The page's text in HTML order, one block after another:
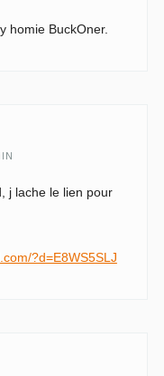
homie BuckOner.
j lache le lien pour
?d=E8WS5SLJ